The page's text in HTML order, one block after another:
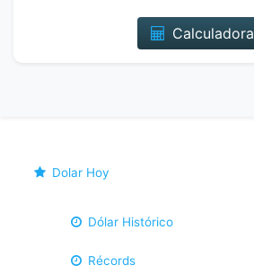
Calculadora
Dolar Hoy
Dólar Histórico
Récords